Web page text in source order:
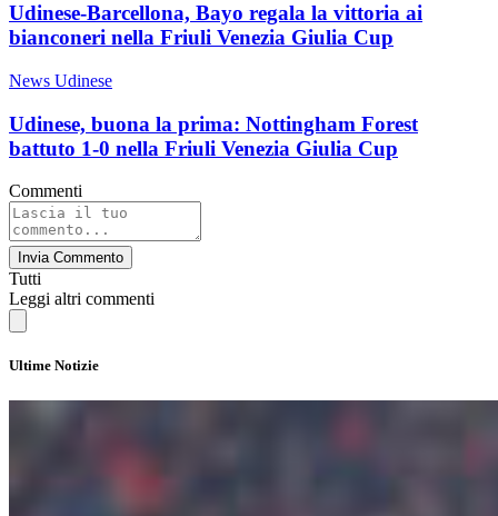
Udinese-Barcellona, Bayo regala la vittoria ai
bianconeri nella Friuli Venezia Giulia Cup
News Udinese
Udinese, buona la prima: Nottingham Forest
battuto 1-0 nella Friuli Venezia Giulia Cup
Commenti
Invia Commento
Tutti
Leggi altri commenti
Ultime Notizie